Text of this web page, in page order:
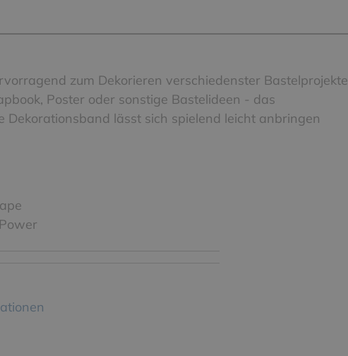
zum Dekorieren verschiedenster Bastelprojekte
Poster oder sonstige Bastelideen - das
Dekorationsband lässt sich spielend leicht anbringen